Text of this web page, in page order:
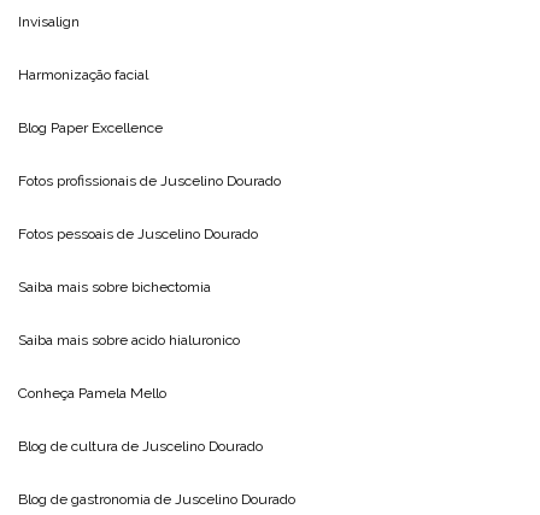
Invisalign
Harmonização facial
Blog Paper Excellence
Fotos profissionais de Juscelino Dourado
Fotos pessoais de Juscelino Dourado
Saiba mais sobre bichectomia
Saiba mais sobre acido hialuronico
Conheça Pamela Mello
Blog de cultura de Juscelino Dourado
Blog de gastronomia de Juscelino Dourado